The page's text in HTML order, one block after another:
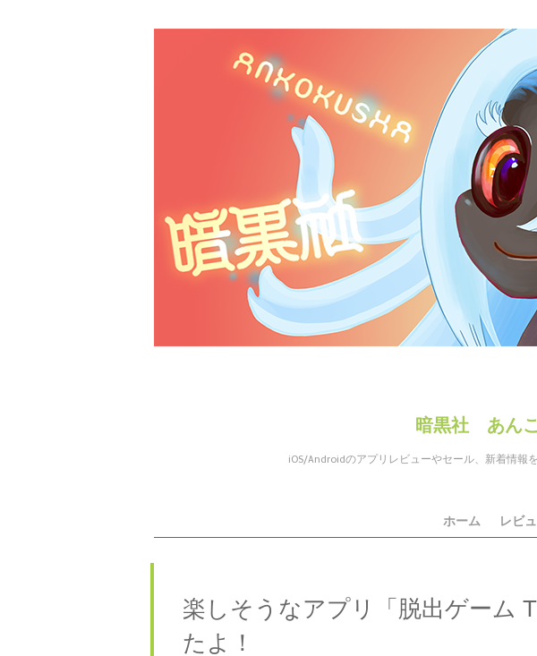
暗黒社 あん
iOS/Androidのアプリレビューやセール、新着情報
メニュー ホーム レビ
楽しそうなアプリ「脱出ゲーム
たよ！